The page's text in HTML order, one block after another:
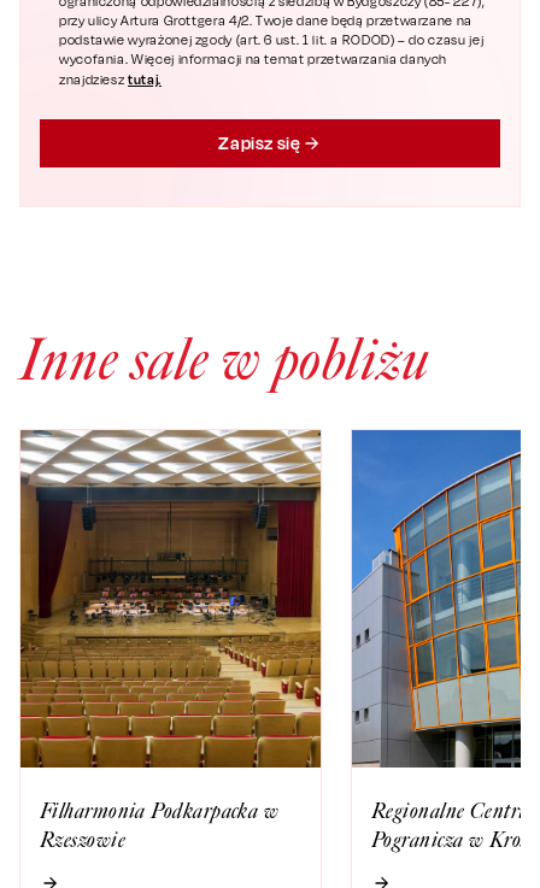
przy ulicy Artura Grottgera 4/2. Twoje dane będą przetwarzane na
podstawie wyrażonej zgody (art. 6 ust. 1 lit. a RODOD) – do czasu jej
wycofania. Więcej informacji na temat przetwarzania danych
znajdziesztutaj.
Zapisz się
Inne sale w pobliżu
Filharmonia Podkarpacka w
Rzeszowie
Regionalne
Pogranicza w